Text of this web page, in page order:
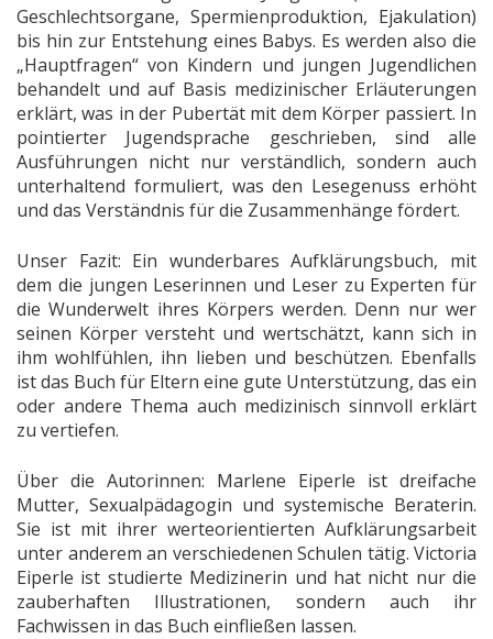
Geschlechtsorgane, Spermienproduktion, Ejakulation)
bis hin zur Entstehung eines Babys. Es werden also die
„Hauptfragen“ von Kindern und jungen Jugendlichen
behandelt und auf Basis medizinischer Erläuterungen
erklärt, was in der Pubertät mit dem Körper passiert. In
pointierter Jugendsprache geschrieben, sind alle
Ausführungen nicht nur verständlich, sondern auch
unterhaltend formuliert, was den Lesegenuss erhöht
und das Verständnis für die Zusammenhänge fördert.
Unser Fazit: Ein wunderbares Aufklärungsbuch, mit
dem die jungen Leserinnen und Leser zu Experten für
die Wunderwelt ihres Körpers werden. Denn nur wer
seinen Körper versteht und wertschätzt, kann sich in
ihm wohlfühlen, ihn lieben und beschützen. Ebenfalls
ist das Buch für Eltern eine gute Unterstützung, das ein
oder andere Thema auch medizinisch sinnvoll erklärt
zu vertiefen.
Über die Autorinnen: Marlene Eiperle ist dreifache
Mutter, Sexualpädagogin und systemische Beraterin.
Sie ist mit ihrer werteorientierten Aufklärungsarbeit
unter anderem an verschiedenen Schulen tätig. Victoria
Eiperle ist studierte Medizinerin und hat nicht nur die
zauberhaften Illustrationen, sondern auch ihr
Fachwissen in das Buch einfließen lassen.